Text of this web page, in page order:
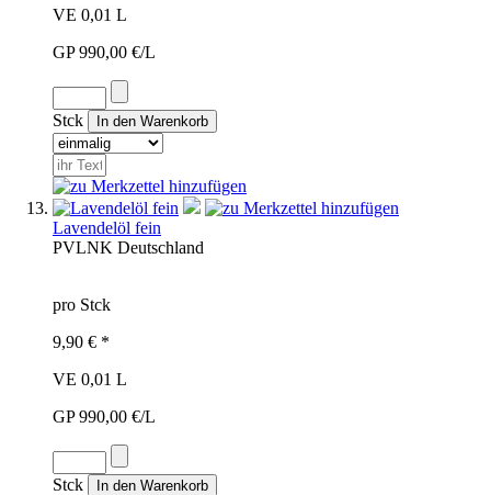
VE 0,01 L
GP 990,00 €/L
Stck
Lavendelöl fein
PVLNK Deutschland
pro Stck
9,90 € *
VE 0,01 L
GP 990,00 €/L
Stck